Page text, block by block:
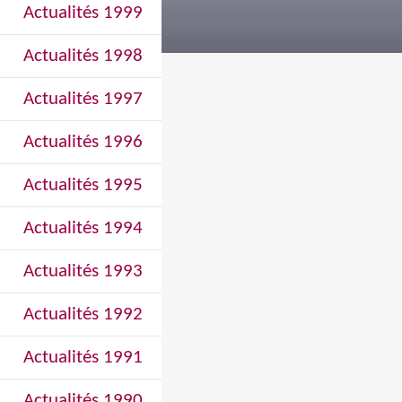
Actualités 1999
Actualités 1998
Actualités 1997
Actualités 1996
Actualités 1995
Actualités 1994
Actualités 1993
Actualités 1992
Actualités 1991